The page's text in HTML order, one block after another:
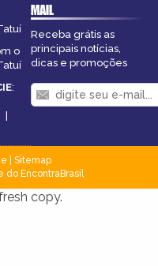
o
:
|
MAIL
Receba grátis as
principais notícias,
dicas e promoções
Sitemap
do EncontraBrasil
copy.